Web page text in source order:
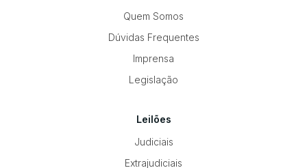
Quem Somos
Dúvidas Frequentes
Imprensa
Legislação
Leilões
Judiciais
Extrajudiciais